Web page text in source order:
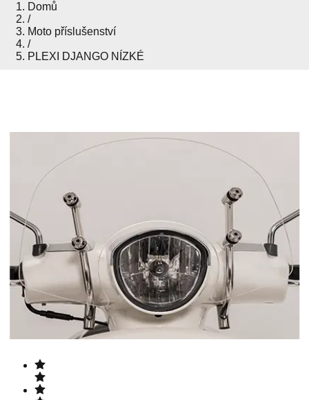
Domů
/
Moto příslušenství
/
PLEXI DJANGO NÍZKÉ